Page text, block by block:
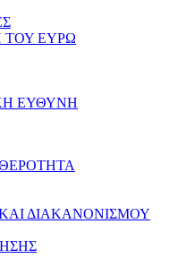
ΤΟΥ ΕΥΡΩ
ΕΥΘΥΝΗ
ΔΙΑΚΑΝΟΝΙΣΜΟΥ